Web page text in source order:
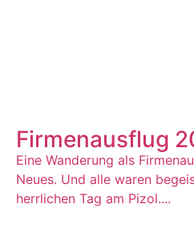
Firmenausflug
Eine Wanderung als
Neues. Und alle waren
herrlichen Tag am Pizol....